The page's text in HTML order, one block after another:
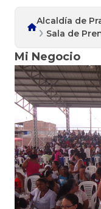
Alcaldía de
Sala de
Mi Negocio